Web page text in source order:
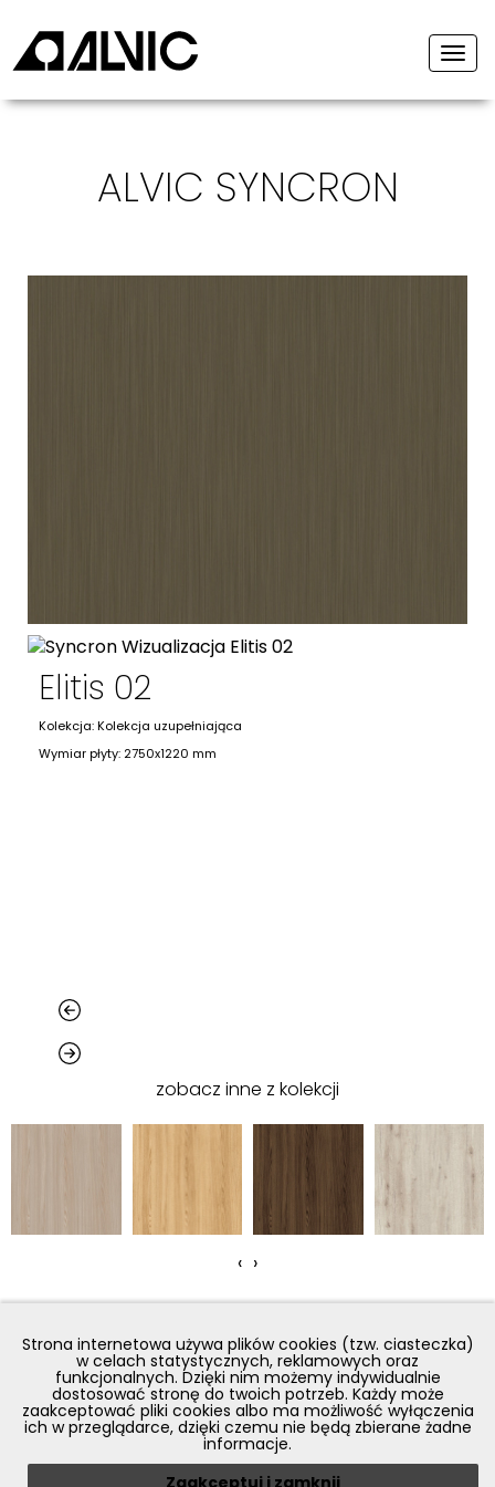
Strona internetowa używa plików cookies (tzw. ciasteczka)
w celach statystycznych, reklamowych oraz
funkcjonalnych. Dzięki nim możemy indywidualnie
dostosować stronę do twoich potrzeb. Każdy może
zaakceptować pliki cookies albo ma możliwość wyłączenia
ich w przeglądarce, dzięki czemu nie będą zbierane żadne
informacje.
Zaakceptuj i zamknij
ALVIC SYNCRON
Elitis 02
Kolekcja: Kolekcja uzupełniająca
Wymiar płyty: 2750x1220 mm
zobacz inne z kolekcji
‹ ›